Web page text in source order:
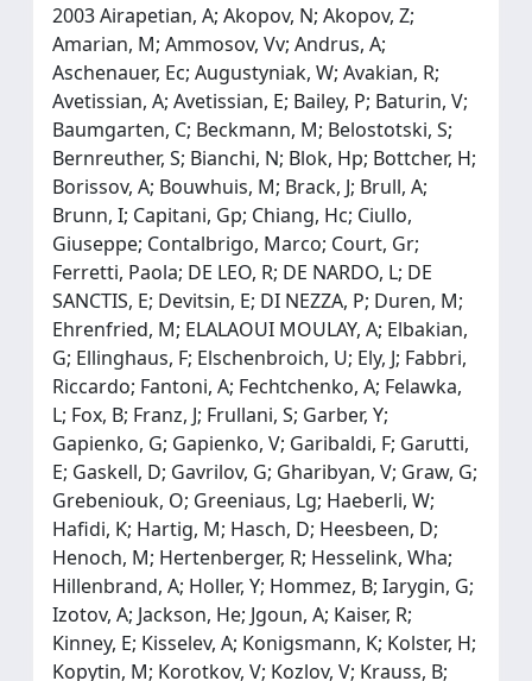
2003 Airapetian, A; Akopov, N; Akopov, Z;
Amarian, M; Ammosov, Vv; Andrus, A;
Aschenauer, Ec; Augustyniak, W; Avakian, R;
Avetissian, A; Avetissian, E; Bailey, P; Baturin, V;
Baumgarten, C; Beckmann, M; Belostotski, S;
Bernreuther, S; Bianchi, N; Blok, Hp; Bottcher, H;
Borissov, A; Bouwhuis, M; Brack, J; Brull, A;
Brunn, I; Capitani, Gp; Chiang, Hc; Ciullo,
Giuseppe; Contalbrigo, Marco; Court, Gr;
Ferretti, Paola; DE LEO, R; DE NARDO, L; DE
SANCTIS, E; Devitsin, E; DI NEZZA, P; Duren, M;
Ehrenfried, M; ELALAOUI MOULAY, A; Elbakian,
G; Ellinghaus, F; Elschenbroich, U; Ely, J; Fabbri,
Riccardo; Fantoni, A; Fechtchenko, A; Felawka,
L; Fox, B; Franz, J; Frullani, S; Garber, Y;
Gapienko, G; Gapienko, V; Garibaldi, F; Garutti,
E; Gaskell, D; Gavrilov, G; Gharibyan, V; Graw, G;
Grebeniouk, O; Greeniaus, Lg; Haeberli, W;
Hafidi, K; Hartig, M; Hasch, D; Heesbeen, D;
Henoch, M; Hertenberger, R; Hesselink, Wha;
Hillenbrand, A; Holler, Y; Hommez, B; Iarygin, G;
Izotov, A; Jackson, He; Jgoun, A; Kaiser, R;
Kinney, E; Kisselev, A; Konigsmann, K; Kolster, H;
Kopytin, M; Korotkov, V; Kozlov, V; Krauss, B;